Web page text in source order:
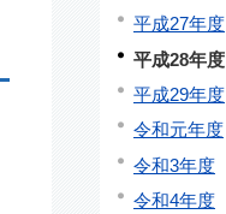
平成27年度
平成28年度
平成29年度
令和元年度
令和3年度
令和4年度